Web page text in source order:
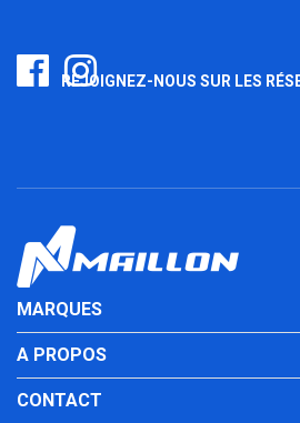
REJOIGNEZ-NOUS SUR LES
MARQUES
A PROPOS
CONTACT